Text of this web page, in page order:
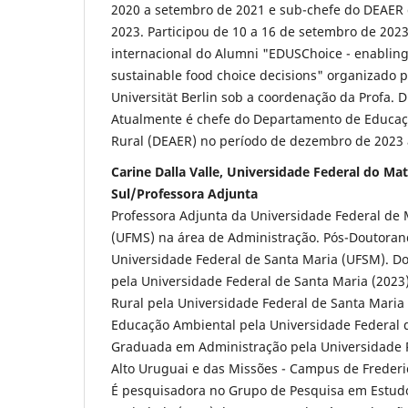
2020 a setembro de 2021 e sub-chefe do
2023. Participou de 10 a 16 de setembro de
internacional do Alumni "EDUSChoice -
sustainable food choice decisions" organizado
Universität Berlin sob a coordenação da Profa.
Atualmente é chefe do Departamento de
Rural (DEAER) no período de dezembro de
Carine Dalla Valle, Universidade Federal do
Sul/Professora Adjunta
Professora Adjunta da Universidade Federal de
(UFMS) na área de Administração. Pós-
Universidade Federal de Santa Maria (UFSM).
pela Universidade Federal de Santa Maria
Rural pela Universidade Federal de Santa
Educação Ambiental pela Universidade Federal
Graduada em Administração pela
Alto Uruguai e das Missões - Campus de
É pesquisadora no Grupo de Pesquisa em